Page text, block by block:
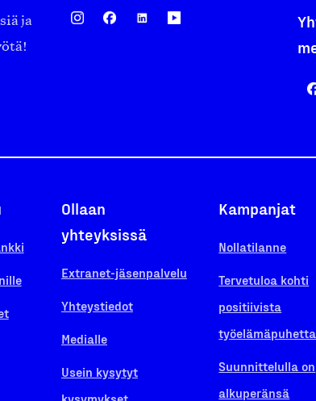
ja
Ollaan
yhteyksissä
Extranet-jäsenpalvelu
Yhteystiedot
Medialle
Usein kysytyt
Kampanjat
Nollatilanne
Tervetuloa kohti
positiivista
työelämäpuhetta
Suunnittelulla on
alkuperänsä